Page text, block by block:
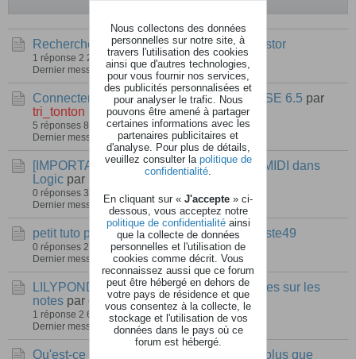
Recherche de site pour midi files parlecastor
1 réponse 2 203 vues 0 réactions
Dernier message 28 novembre 2019, 01h53
Connecter un AVID ARTIST MIX à CUBASE 6.5 par
tri_tonton
5 réponses 8 059 vues 0 réactions
Dernier message
31 octobre 2012, 13h40
[IMPORTANT] Assignation de contrôleur MIDI dans
Logic par
0 réponses 3 483 vues
Dernier message 01 octobre 2011, 17h12
petit tuto pour faciliter le mixage parchimiste49
0 réponses 2 145 vues 0 réactions
Dernier message
29 juillet 2011, 16h27
LILYPOND : supprimer les liens hypertextes sur les
notes par e-miel
1 réponse 2 620 vues 0 réactions
Dernier message
19 mars 2011, 11h18
Qu'est-ce que Windows Vista apporte de plus que
Nous collectons des données
personnelles sur notre site, à
travers l'utilisation des cookies
ainsi que d'autres technologies,
pour vous fournir nos services,
des publicités personnalisées et
pour analyser le trafic. Nous
pouvons être amené à partager
certaines informations avec les
partenaires publicitaires et
d'analyse. Pour plus de détails,
veuillez consulter la politique de
confidentialité
En cliquant sur « J'accepte » ci-
dessous, vous acceptez notre
politique de confidentialitéainsi
que la collecte de données
personnelles et l'utilisation de
cookies comme décrit. Vous
reconnaissez aussi que ce forum
peut être hébergé en dehors de
votre pays de résidence et que
vous consentez à la collecte, le
stockage et l'utilisation de vos
données dans le pays où ce
forum est hébergé.